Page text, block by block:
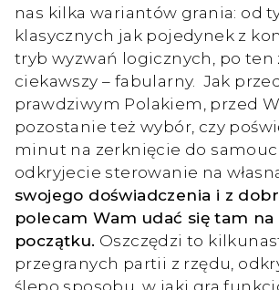
nas kilka wariantów grania: od
klasycznych jak pojedynek z
tryb wyzwań logicznych, po ten
ciekawszy – fabularny. Jak
prawdziwym Polakiem, przed
pozostanie też wybór, czy
minut na zerknięcie do
odkryjecie sterowanie na
swojego doświadczenia i z
polecam Wam udać się tam
początku. Oszczędzi to
przegranych partii z rzędu,
ślepo sposobu, w jaki gra